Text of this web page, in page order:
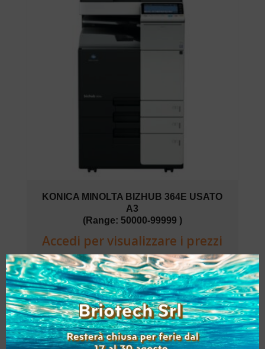
KONICA MINOLTA BIZHUB 364E USATO
A3
(Range: 50000-99999 )
Accedi per visualizzare i prezzi